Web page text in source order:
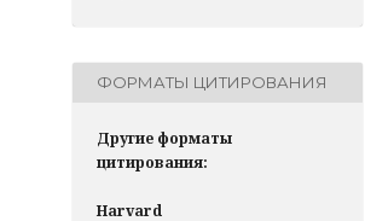
ФОРМАТЫ ЦИТИРОВАНИЯ
Другие форматы
цитирования:
Harvard